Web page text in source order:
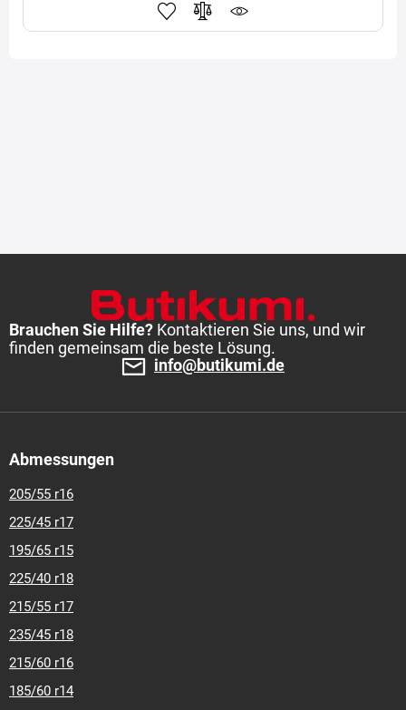
Brauchen Sie Hilfe? Kontaktieren Sie uns, und wir
finden gemeinsam die beste Lösung.
info@butikumi.de
Abmessungen
205/55 r16
225/45 r17
195/65 r15
225/40 r18
215/55 r17
235/45 r18
215/60 r16
185/60 r14